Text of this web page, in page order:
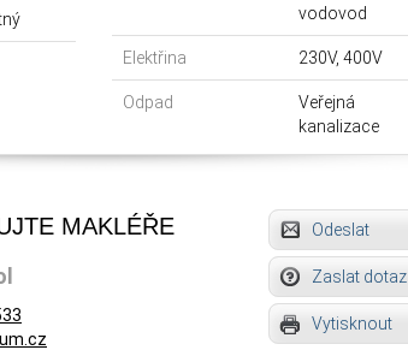
vodovod
Elektřina 230V, 400V
Odpad
Veřejná
kanalizace
MAKLÉŘE Odeslat
Zaslat dotaz
Vytisknout